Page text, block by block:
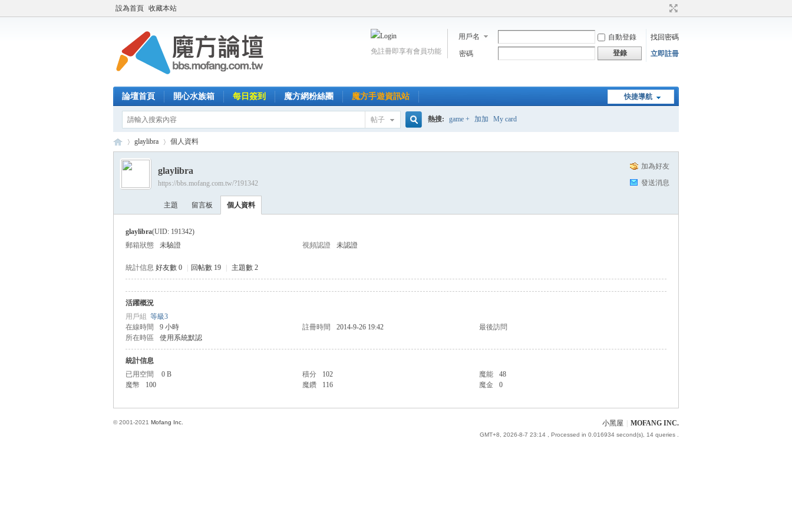
設為首頁 收藏本站
用戶名 自動登錄
找回密碼
密碼
登錄 立即註冊
免註冊即享有會員功能
快捷導航
論壇首頁 開心水族箱 每日簽到 魔方網粉絲團 魔方手遊資訊站
帖子 熱搜: game + 加加 My card
›
glaylibra 個人資料
加為好友
發送消息
glaylibra
https://bbs.mofang.com.tw/?191342
主題 留言板 個人資料
glaylibra(UID: 191342)
郵箱狀態
未驗證 視頻認證 未認證
統計信息 好友數 0 回帖數 19 主題數 2
活躍概況
用戶組 等級3
在線時間
9 小時 註冊時間 2014-9-26 19:42
最後訪問
所在時區
使用系統默認
統計信息
已用空間
0 B 積分 102 魔能
48
魔幣
100 魔鑽 116 魔金 0
小黑屋 MOFANG INC.
GMT+8, 2026-8-7 23:14 , Processed in 0.016934 second(s), 14 queries .
© 2001-2021 Mofang Inc.